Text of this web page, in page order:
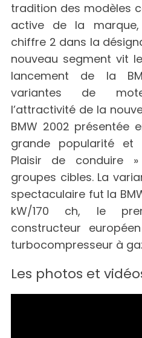
tradition des modèles
active de la
chiffre 2 dans la
nouveau segment vit
lancement de la
variantes de
l’attractivité de la
BMW 2002 présentée
grande popularité
Plaisir de conduire
groupes cibles. La
spectaculaire fut la
kW/170 ch, le
constructeur
turbocompresseur à
Les photos et